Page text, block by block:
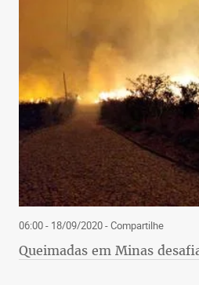
06:00 - 18/09/2020- Compartilhe
Queimadas em Minas